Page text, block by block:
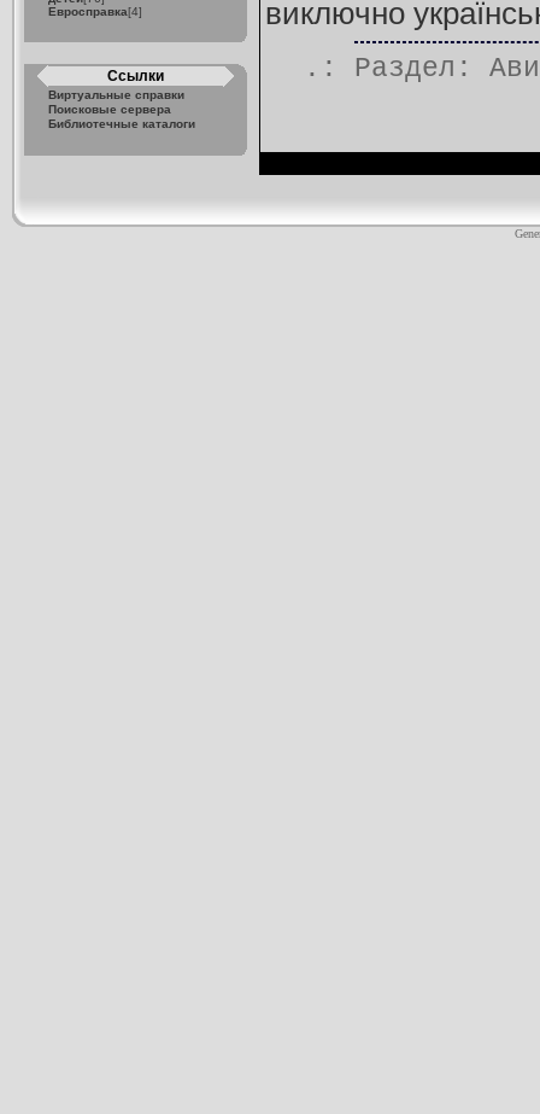
Евросправка[4]
Ссылки
Виртуальные справки
Поисковые сервера
Библиотечные каталоги
виключно
.: Раздел: